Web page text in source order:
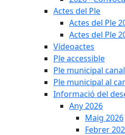
Actes del Ple
Actes del Ple
Actes del Ple
Vídeoactes
Ple accessible
Ple municipal
Ple municipal al
Informació del
Any 2026
Maig 2026
Febrer